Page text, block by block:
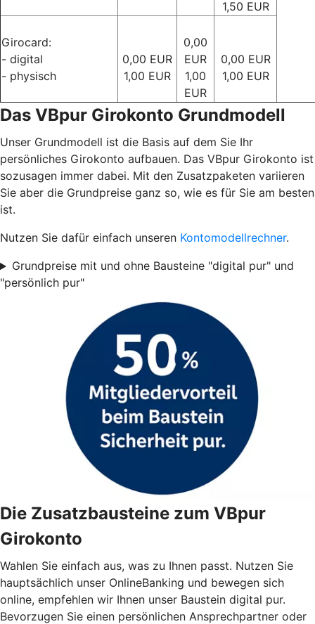
1,50 EUR
Girocard:
- digital
- physisch
0,00 EUR
1,00 EUR
0,00
EUR
1,00
EUR
0,00 EUR
1,00 EUR
Das VBpur Girokonto Grundmodell
Unser Grundmodell ist die Basis auf dem Sie Ihr
persönliches Girokonto aufbauen. Das VBpur Girokonto ist
sozusagen immer dabei. Mit den Zusatzpaketen variieren
Sie aber die Grundpreise ganz so, wie es für Sie am besten
ist.
Nutzen Sie dafür einfach unseren Kontomodellrechner.
Grundpreise mit und ohne Bausteine "digital pur" und
"persönlich pur"
Die Zusatzbausteine zum VBpur
Girokonto
Wahlen Sie einfach aus, was zu Ihnen passt. Nutzen Sie
hauptsächlich unser OnlineBanking und bewegen sich
online, empfehlen wir Ihnen unser Baustein digital pur.
Bevorzugen Sie einen persönlichen Ansprechpartner oder